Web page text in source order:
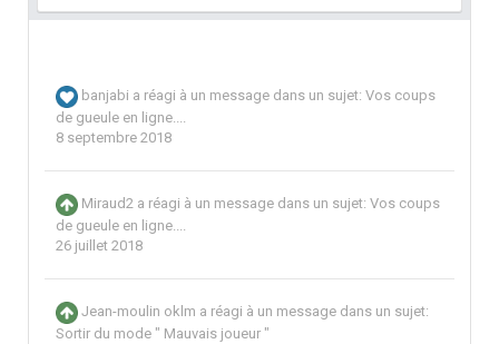
banjabi a réagi à un message dans un sujet: Vos coups
de gueule en ligne....
8 septembre 2018
Miraud2 a réagi à un message dans un sujet: Vos coups
de gueule en ligne....
26 juillet 2018
Jean-moulin oklm a réagi à un message dans un sujet:
Sortir du mode " Mauvais joueur "